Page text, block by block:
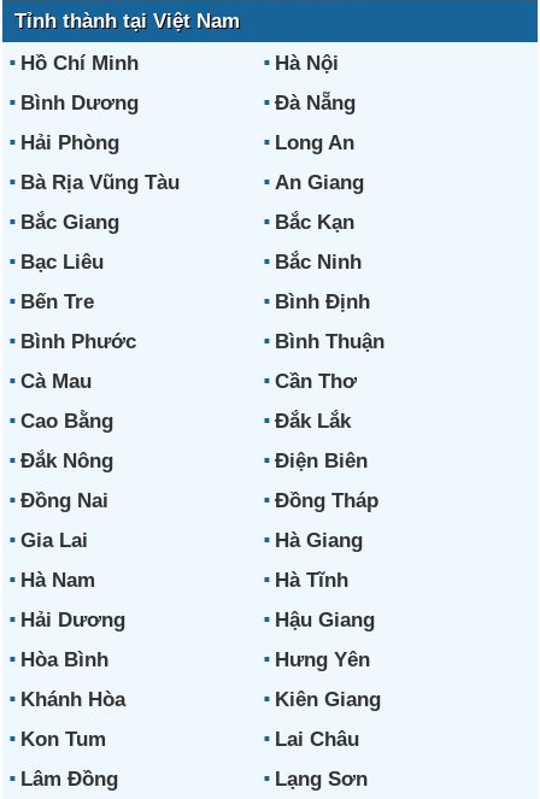
Tỉnh thành tại Việt Nam
Hồ Chí Minh
Hà Nội
Bình Dương
Đà Nẵng
Hải Phòng
Long An
Bà Rịa Vũng Tàu
An Giang
Bắc Giang
Bắc Kạn
Bạc Liêu
Bắc Ninh
Bến Tre
Bình Định
Bình Phước
Bình Thuận
Cà Mau
Cần Thơ
Cao Bằng
Đắk Lắk
Đắk Nông
Điện Biên
Đồng Nai
Đồng Tháp
Gia Lai
Hà Giang
Hà Nam
Hà Tĩnh
Hải Dương
Hậu Giang
Hòa Bình
Hưng Yên
Khánh Hòa
Kiên Giang
Kon Tum
Lai Châu
Lâm Đồng
Lạng Sơn